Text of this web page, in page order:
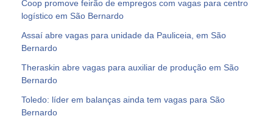
Coop promove feirão de empregos com vagas para centro
logístico em São Bernardo
Assaí abre vagas para unidade da Pauliceia, em São
Bernardo
Theraskin abre vagas para auxiliar de produção em São
Bernardo
Toledo: líder em balanças ainda tem vagas para São
Bernardo